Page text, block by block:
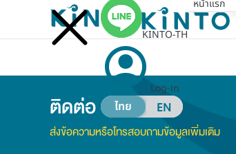
KINTO-TH
Log-in
ไทย EN
หน้าแรก
ติดต่อ
ส่งข้อความหรือโทรสอบถามข้อมูลเพิ่มเติม